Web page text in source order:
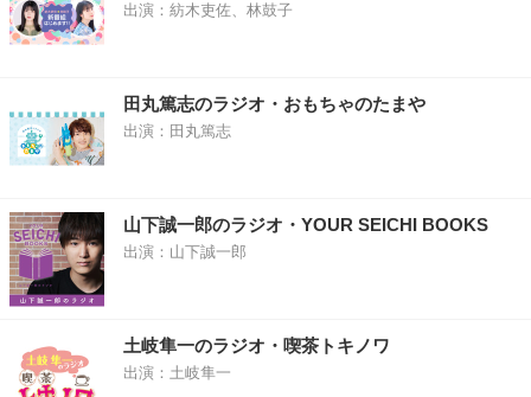
出演：紡木吏佐、林鼓子
田丸篤志のラジオ・おもちゃのたまや
出演：田丸篤志
山下誠一郎のラジオ・YOUR SEICHI BOOKS
出演：山下誠一郎
土岐隼一のラジオ・喫茶トキノワ
出演：土岐隼一